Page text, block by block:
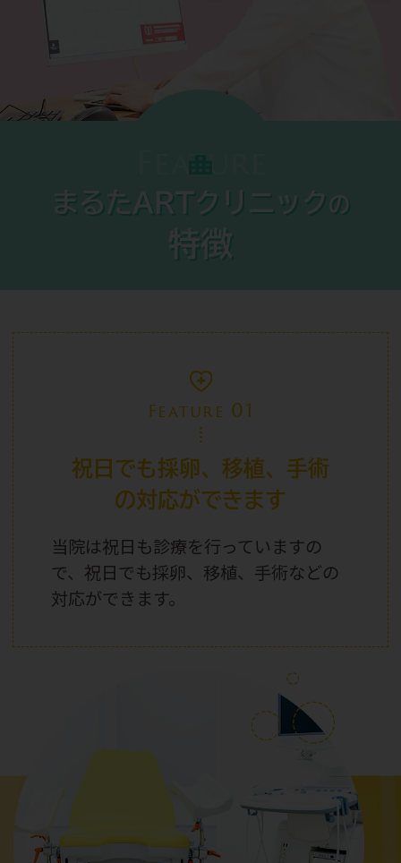
まるたARTクリニック の
特徴
Feature
Feature 01
祝日でも採卵、移植、手術
の対応ができます
当院は祝日も診療を行っていますの
で、祝日でも採卵、移植、手術などの
対応ができます。